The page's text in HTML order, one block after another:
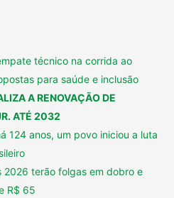
técnico na corrida ao
para saúde e inclusão
A RENOVAÇÃO DE
ATÉ 2032
124 anos, um povo iniciou a luta
2026 terão folgas em dobro e
R$ 65